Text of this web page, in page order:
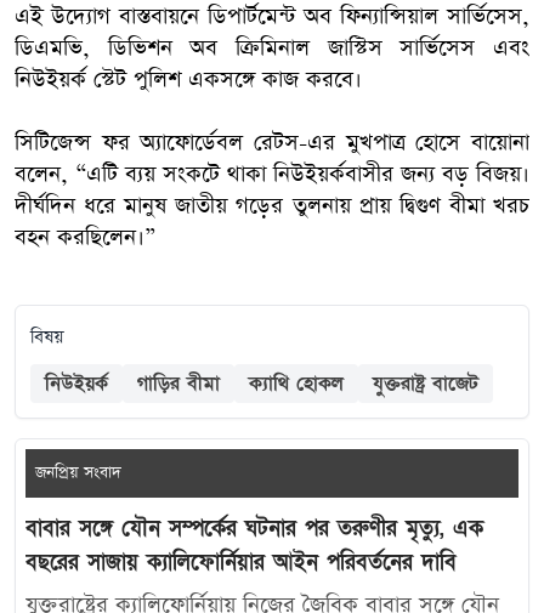
এই উদ্যোগ বাস্তবায়নে ডিপার্টমেন্ট অব ফিন্যান্সিয়াল সার্ভিসেস,
ডিএমভি, ডিভিশন অব ক্রিমিনাল জাস্টিস সার্ভিসেস এবং
নিউইয়র্ক স্টেট পুলিশ একসঙ্গে কাজ করবে।
সিটিজেন্স ফর অ্যাফোর্ডেবল রেটস-এর মুখপাত্র হোসে বায়োনা
বলেন, “এটি ব্যয় সংকটে থাকা নিউইয়র্কবাসীর জন্য বড় বিজয়।
দীর্ঘদিন ধরে মানুষ জাতীয় গড়ের তুলনায় প্রায় দ্বিগুণ বীমা খরচ
বহন করছিলেন।”
বিষয়
নিউইয়র্ক গাড়ির বীমা ক্যাথি হোকল যুক্তরাষ্ট্র বাজেট
জনপ্রিয় সংবাদ
বাবার সঙ্গে যৌন সম্পর্কের ঘটনার পর তরুণীর মৃত্যু, এক
বছরের সাজায় ক্যালিফোর্নিয়ার আইন পরিবর্তনের দাবি
যুক্তরাষ্ট্রের ক্যালিফোর্নিয়ায় নিজের জৈবিক বাবার সঙ্গে যৌন